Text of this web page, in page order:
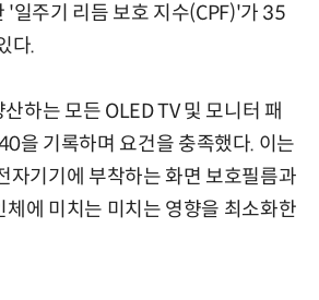
'일주기 리듬 보호 지수(CPF)'가 35
다.
하는 모든 OLED TV 및 모니터 패
을 기록하며 요건을 충족했다. 이는
자기기에 부착하는 화면 보호필름과
체에 미치는 미치는 영향을 최소화한